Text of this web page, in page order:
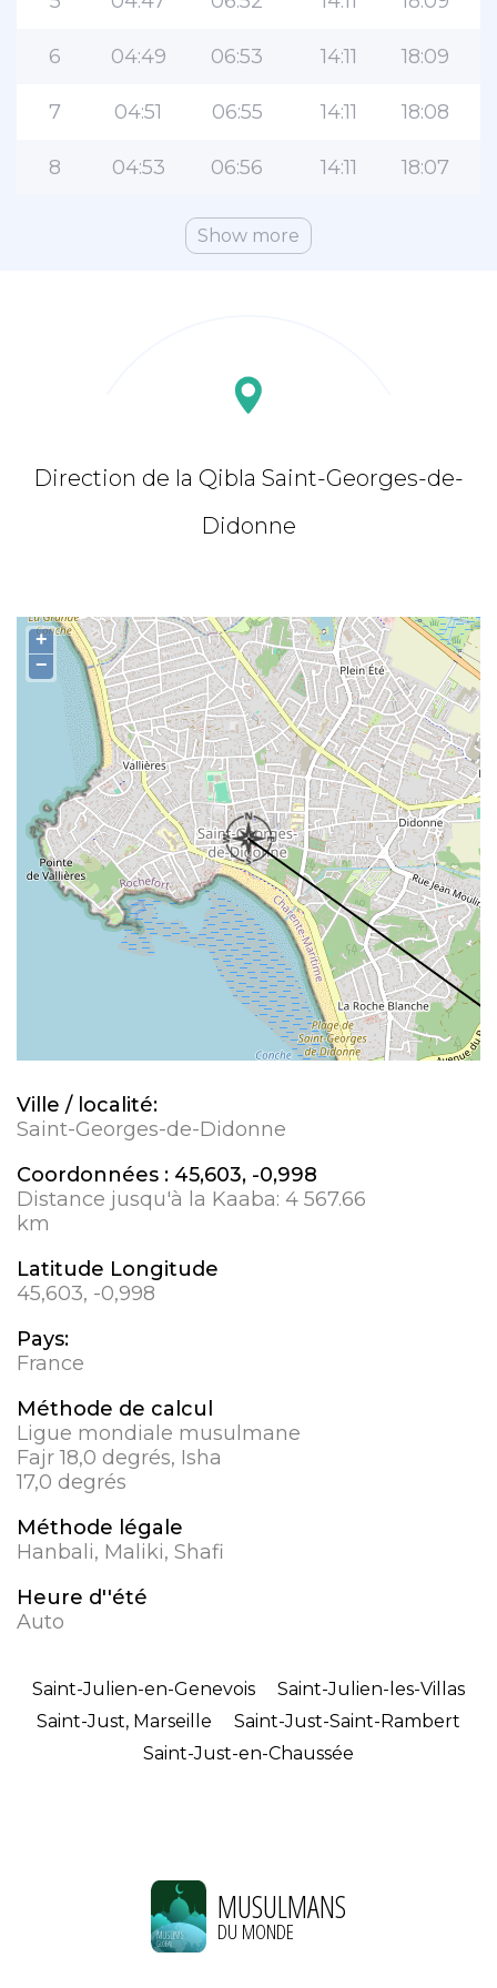
6 04:49 06:53 14:11 18:09
7 04:51 06:55 14:11 18:08
8 04:53 06:56 14:11 18:07
Show more
Direction de la Qibla Saint-Georges-de-
Didonne
+
−
Ville / localité:
Saint-Georges-de-Didonne
Coordonnées : 45,603, -0,998
Distance jusqu'à la Kaaba: 4 567.66
km
Latitude Longitude
45,603, -0,998
Pays:
France
Méthode de calcul
Ligue mondiale musulmane
Fajr 18,0 degrés, Isha
17,0 degrés
Méthode légale
Hanbali, Maliki, Shafi
Heure d''été
Auto
Saint-Julien-en-Genevois
Saint-Julien-les-Villas
Saint-Just, Marseille
Saint-Just-Saint-Rambert
Saint-Just-en-Chaussée
MUSULMANS
DU MONDE